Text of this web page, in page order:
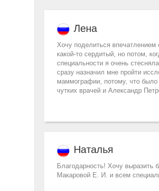
Лена
Хочу поделиться
какой-то сердитый, но потом,
специальности я очень
сразу назначил мне пройти
маммографии, потому, что
чутких врачей и Александр
Наталья
Благодарность! Хочу
Макаровой Е. И. и всем